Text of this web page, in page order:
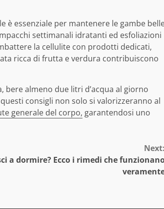
è essenziale per mantenere le gambe
settimanali idratanti ed esfoliazioni
la cellulite con prodotti dedicati,
ricca di frutta e verdura contribuiscono
bere almeno due litri d’acqua al giorno
consigli non solo si valorizzeranno al
generale del corpo, garantendosi uno
a dormire? Ecco i rimedi che